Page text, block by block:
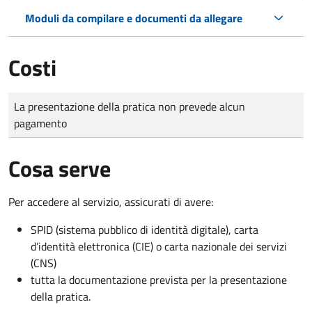
Moduli da compilare e documenti da allegare
Costi
Tipo di pagamento
Importo
La presentazione della pratica non prevede alcun
pagamento
Cosa serve
Per accedere al servizio, assicurati di avere:
SPID (sistema pubblico di identità digitale), carta
d’identità elettronica (CIE) o carta nazionale dei servizi
(CNS)
tutta la documentazione prevista per la presentazione
della pratica.